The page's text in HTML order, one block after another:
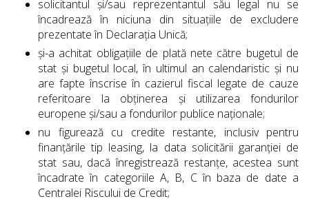
solicitantul și/sau reprezentantul său legal nu se
încadrează în niciuna din situațiile de excludere
prezentate în Declarația Unică;
și-a achitat obligațiile de plată nete către bugetul de
stat și bugetul local, în ultimul an calendaristic și nu
are fapte înscrise în cazierul fiscal legate de cauze
referitoare la obținerea și utilizarea fondurilor
europene și/sau a fondurilor publice naționale;
nu figurează cu credite restante, inclusiv pentru
finanțările tip leasing, la data solicitării garanției de
stat sau, dacă înregistrează restanțe, acestea sunt
încadrate în categoriile A, B, C în baza de date a
Centralei Riscului de Credit;